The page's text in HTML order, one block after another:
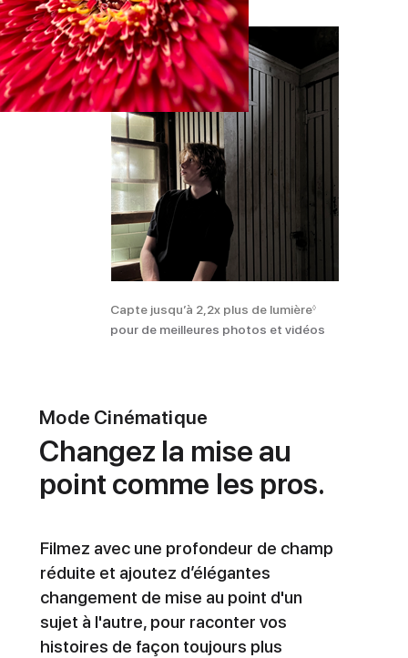
Capte jusqu’à 2,2x plus de lumière◊
pour de meilleures photos et vidéos
Mode Cinématique
Changez la mise au
point comme les pros.
Filmez avec une profondeur de champ
réduite et ajoutez d’élégantes
changement de mise au point d'un
sujet à l'autre, pour raconter vos
histoires de façon toujours plus